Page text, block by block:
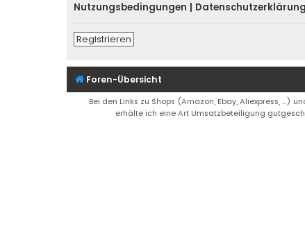
Nutzungsbedingungen
Datenschutzerklärung
Registrieren
Foren-Übersicht
Bei den Links zu Shops (Amazon, Ebay, Aliexpress,
erhälte ich eine Art Umsatzbeteiligung